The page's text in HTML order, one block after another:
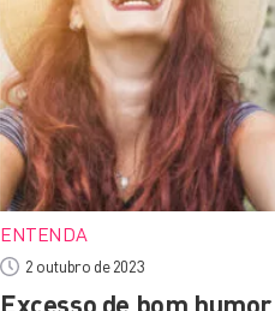
ENTENDA
2 outubro de 2023
Excesso de bom humor